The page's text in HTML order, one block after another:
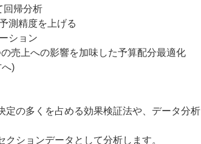
回帰分析
測精度を上げる
ション
売上への影響を加味した予算配分最適化
)
定の多くを占める効果検証法や、データ分析
ションデータとして分析します。